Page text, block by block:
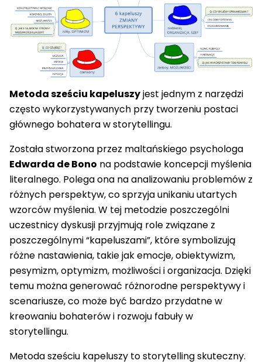
Metoda sześciu kapeluszyjest jednym z narzędzi
często wykorzystywanych przy tworzeniu postaci
głównego bohatera w storytellingu.
Została stworzona przez maltańskiego psychologa
Edwarda de Bono na podstawie koncepcji myślenia
literalnego. Polega ona na analizowaniu problemów z
różnych perspektyw, co sprzyja unikaniu utartych
wzorców myślenia. W tej metodzie poszczególni
uczestnicy dyskusji przyjmują role związane z
poszczególnymi “kapeluszami”, które symbolizują
różne nastawienia, takie jak emocje, obiektywizm,
pesymizm, optymizm, możliwości i organizacja. Dzięki
temu można generować różnorodne perspektywy i
scenariusze, co może być bardzo przydatne w
kreowaniu bohaterów i rozwoju fabuły w
storytellingu.
Metoda sześciu kapeluszy to storytelling skuteczny.